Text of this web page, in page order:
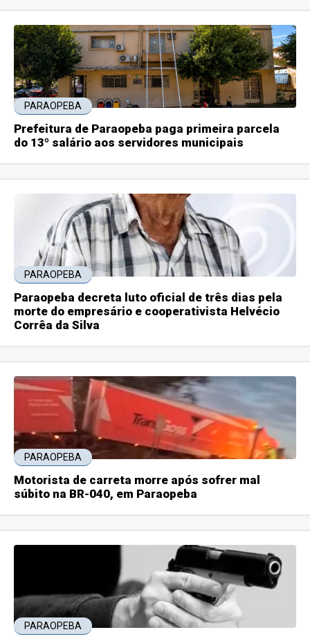
PARAOPEBA
Prefeitura de Paraopeba paga primeira parcela
do 13º salário aos servidores municipais
PARAOPEBA
Paraopeba decreta luto oficial de três dias pela
morte do empresário e cooperativista Helvécio
Corrêa da Silva
PARAOPEBA
Motorista de carreta morre após sofrer mal
súbito na BR-040, em Paraopeba
PARAOPEBA